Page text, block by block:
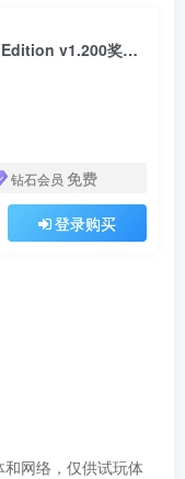
恶霸鲁尼 奖学金版 Bully Scholarship Edition v1.200奖学金版 汉化中文
钻石会员 免费
登录购买
和网络，仅供试玩体